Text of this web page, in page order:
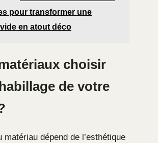
pour transformer une
en atout déco
choisir
de votre
matériau dépend de l’esthétique